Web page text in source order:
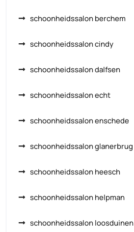
schoonheidssalon berchem
schoonheidssalon cindy
schoonheidssalon dalfsen
schoonheidssalon echt
schoonheidssalon enschede
schoonheidssalon glanerbrug
schoonheidssalon heesch
schoonheidssalon helpman
schoonheidssalon loosduinen